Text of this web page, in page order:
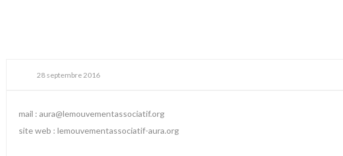
28 septembre 2016
mail : aura@lemouvementassociatif.org
site web : lemouvementassociatif-aura.org